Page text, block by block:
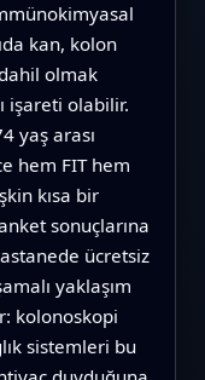
kan, kolon
olmak
işareti olabilir.
yaş arası
hem FIT hem
kısa bir
sonuçlarına
ücretsiz
yaklaşım
kolonoskopi
sistemleri bu